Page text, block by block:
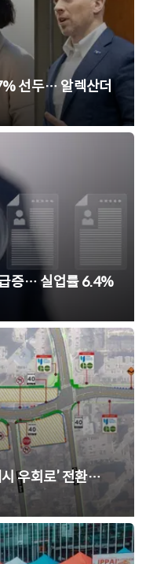
선두… 알렉산더
증… 실업률 6.4%
우회로’ 전환…